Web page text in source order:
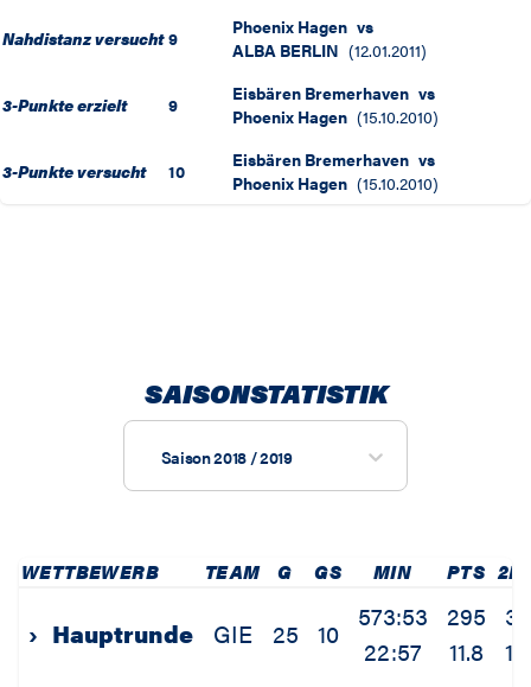
Nahdistanz versucht 9 Phoenix Hagen vs
ALBA BERLIN (12.01.2011)
3-Punkte erzielt 9 Eisbären Bremerhaven vs
Phoenix Hagen (15.10.2010)
3-Punkte versucht 10 Eisbären Bremerhaven vs
Phoenix Hagen (15.10.2010)
SAISONSTATISTIK
Saison 2018 / 2019
WETTBEWERB TEAM G GS MIN PTS
› Hauptrunde GIE 25 10
573:53
22:57
295
11.8
34
1.4